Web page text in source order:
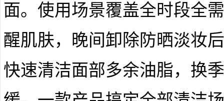
面。使用场景覆盖全时段全
醒肌肤，晚间卸除防晒淡妆
快速清洁面部多余油脂，换